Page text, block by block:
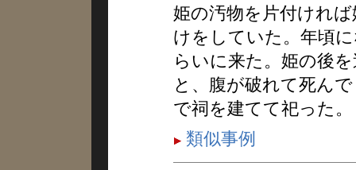
姫の汚物を片付けれ
けをしていた。年頃
らいに来た。姫の後
と、腹が破れて死ん
で祠を建てて祀った。
類似事例